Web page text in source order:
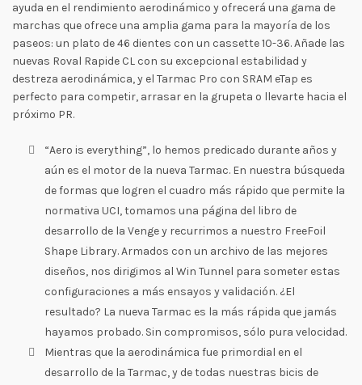
ayuda en el rendimiento aerodinámico y ofrecerá una gama de
marchas que ofrece una amplia gama para la mayoría de los
paseos: un plato de 46 dientes con un cassette 10-36. Añade las
nuevas Roval Rapide CL con su excepcional estabilidad y
destreza aerodinámica, y el Tarmac Pro con SRAM eTap es
perfecto para competir, arrasar en la grupeta o llevarte hacia el
próximo PR.
“Aero is everything”, lo hemos predicado durante años y
aún es el motor de la nueva Tarmac. En nuestra búsqueda
de formas que logren el cuadro más rápido que permite la
normativa UCI, tomamos una página del libro de
desarrollo de la Venge y recurrimos a nuestro FreeFoil
Shape Library. Armados con un archivo de las mejores
diseños, nos dirigimos al Win Tunnel para someter estas
configuraciones a más ensayos y validación. ¿El
resultado? La nueva Tarmac es la más rápida que jamás
hayamos probado. Sin compromisos, sólo pura velocidad.
Mientras que la aerodinámica fue primordial en el
desarrollo de la Tarmac, y de todas nuestras bicis de